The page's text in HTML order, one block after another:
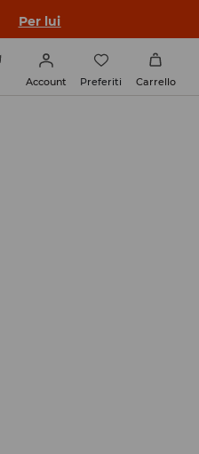
Per lui
Account Preferiti Carrello